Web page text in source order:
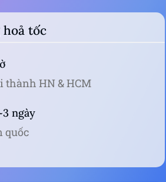
hoả tốc
thành HN & HCM
ngày
quốc